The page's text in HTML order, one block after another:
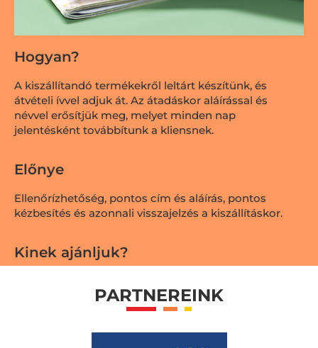
Hogyan?
A kiszállítandó termékekről leltárt készítünk, és
átvételi ívvel adjuk át. Az átadáskor aláírással és
névvel erősítjük meg, melyet minden nap
jelentésként továbbítunk a kliensnek.
Előnye
Ellenőrízhetőség, pontos cím és aláírás, pontos
kézbesítés és azonnali visszajelzés a kiszállításkor.
Kinek ajánljuk?
szeretnék eljuttatni egy adott rétegnek (pl. ügyvédi
irodák, orvosi rendelők stb.)
PARTNEREINK